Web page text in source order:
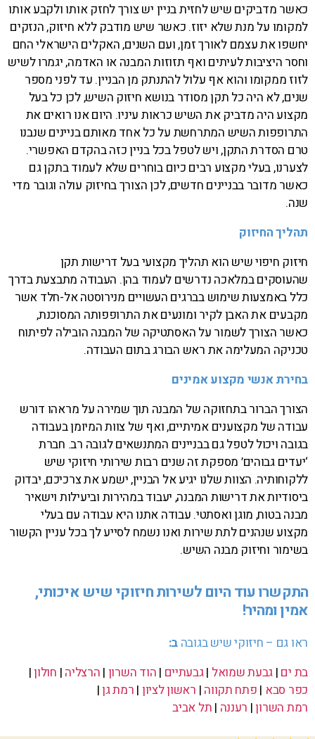
כאשר מדביקים שיש לחזית בניין יש צורך לחזק אותו ולקבע אותו
למקומו על מנת שלא יזוז. כאשר שיש מודבק ללא חיזוק, הנזקים
יחשפו את עצמם לאורך זמן, ועם השנים, האקלים הישראלי החם
וחסר היציבות לעיתים ואף תזוזות המבנה או האדמה, יגמרו לשיש
לזוז ממקומו והוא אף עלול להתנתק מן הבניין. עד לפני מספר
שנים, לא היה כל תקן מסודר בנושא חיזוק השיש, לכן כל בעל
מקצוע היה מדביק את השיש כראות עיניו. היום אנו רואים את
התרופפות השיש המתרחשת על כל אחד מאותם בניינים שנבנו
טרם הסדרת התקן, ויש לטפל בכל בניין כזה בהקדם האפשרי.
לצערנו, בעלי מקצוע רבים כיום בוחרים שלא לעמוד בתקן גם
כאשר מדובר בבניינים חדשים, לכן הצורך בחיזוק עולה וגובר מדי
שנה.
תהליך החיזוק
חיזוק חיפוי שיש הוא תהליך מקצועי בעל דרישות תקן
שהעוסקים במלאכה נדרשים לעמוד בהן. העבודה מתבצעת בדרך
כלל באמצעות שימוש בברגים העשויים מנירוסטה אל-חלד אשר
מקבעים את האבן לקיר ומונעים את התרופפותה המסוכנת,
כאשר הצורך לשמור על האסתטיקה של המבנה הובילה לפיתוח
טכניקה המעלימה את ראש הבורג בתום העבודה.
בחירת אנשי מקצוע אמינים
הצורך הברור בתחזוקה של המבנה תוך שמירה על מראהו דורש
עבודה של מקצוענים אמיתיים, ואף של צוות המיומן בעבודה
בגובה ויכול לטפל גם בבניינים המתנשאים לגובה רב. חברת
‘יעדים גבוהים’ מספקת זה שנים רבות שירותי חיזוקי שיש
ללקוחותיה. הצוות שלנו יגיע אל הבניין, ישמע את צרכיכם, יבדוק
ביסודיות את דרישות המבנה, יעבוד במהירות וביעילות וישאיר
מבנה בטוח, מוגן ואסתטי. עבודה אתנו היא עבודה עם בעלי
מקצוע שנהנים לתת שירות ואנו נשמח לסייע לך בכל עניין הקשור
בשימור וחיזוק מבנה השיש.
התקשרו עוד היום לשירות חיזוקי שיש איכותי,
אמין ומהיר!
ראו גם – חיזוקי שיש בגובה ב:
בת ים | גבעת שמואל |גבעתיים | הוד השרון | הרצליה | חולון|
כפר סבא | פתח תקווה | ראשון לציון | רמת גן|
רמת השרון| רעננה | תל אביב